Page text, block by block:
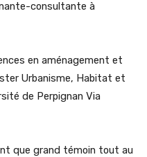
consultante à
en aménagement et
Urbanisme, Habitat et
de Perpignan Via
que grand témoin tout au